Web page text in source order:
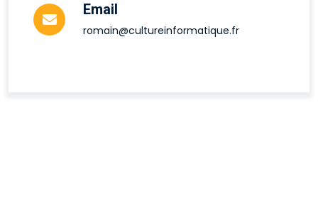
Email
romain@cultureinformatique.fr